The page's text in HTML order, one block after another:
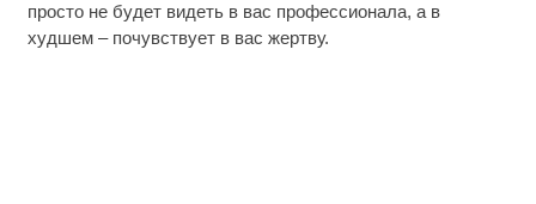
просто не будет видеть в вас профессионала, а в
худшем – почувствует в вас жертву.